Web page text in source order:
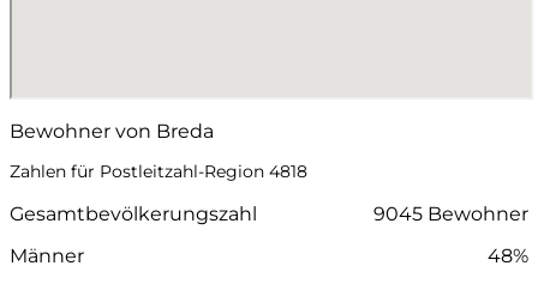
Bewohner von Breda
Zahlen für Postleitzahl-Region 4818
Gesamtbevölkerungszahl
9045 Bewohner
Männer
48%